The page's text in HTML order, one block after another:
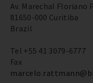
Av. Marechal Floriano
81650-000 Curitiba
Brazil
Tel +55 41 3079-6777
Fax